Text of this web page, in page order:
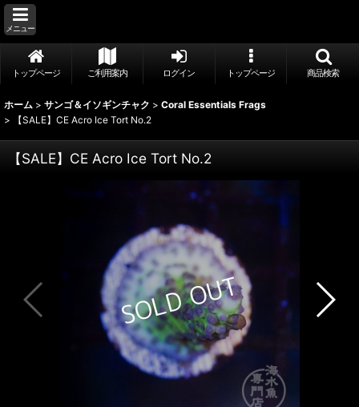
メニュー
トップページ ご利用案内 ログイン トップページ 商品検索
ホーム > サンゴ＆イソギンチャク > Coral Essentials Frags
>
【SALE】CE Acro Ice Tort No.2
【SALE】CE Acro Ice Tort No.2